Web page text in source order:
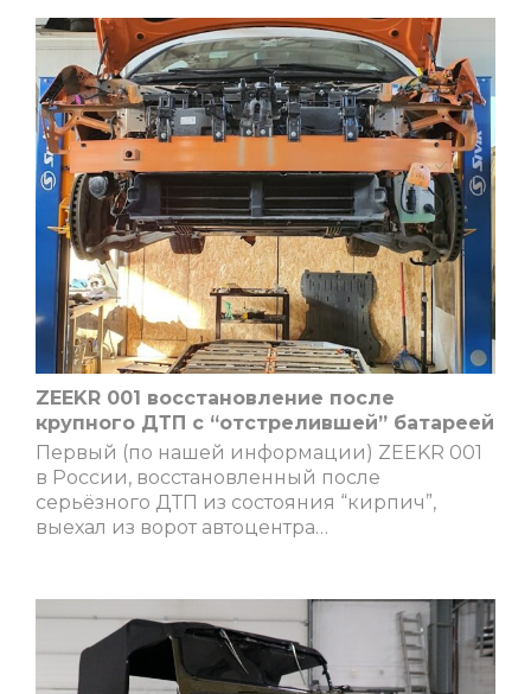
ZEEKR 001 восстановление после
крупного ДТП с “отстрелившей” батареей
Первый (по нашей информации) ZEEKR 001
в России, восстановленный после
серьёзного ДТП из состояния “кирпич”,
выехал из ворот автоцентра…